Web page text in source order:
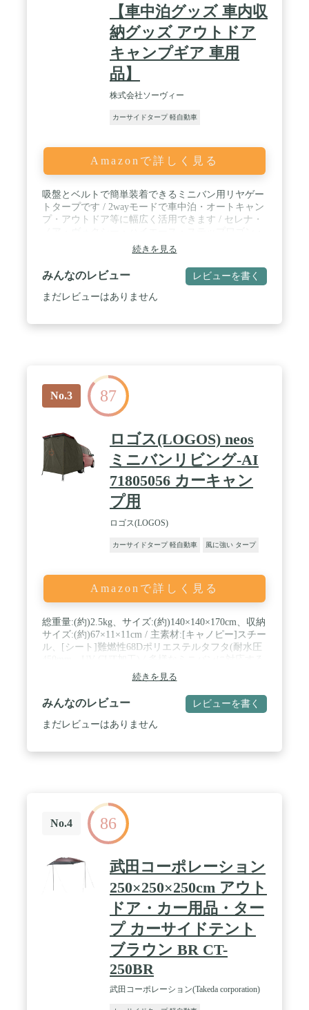
【車中泊グッズ 車内収
納グッズ アウトドア
キャンプギア 車用
品】
株式会社ソーヴィー
カーサイドタープ 軽自動車
Amazonで詳しく見る
吸盤とベルトで簡単装着できるミニバン用リヤゲー
トタープです / 2wayモードで車中泊・オートキャン
プ・アウトドア等に幅広く活用できます / セレナ・
エブリイワゴン等のミニバン＆軽ワンボックスに対
続きを見る
みんなのレビュー レビューを書く
まだレビューはありません
No.3 87
ロゴス(LOGOS) neos
ミニバンリビング-AI
71805056 カーキャン
プ用
ロゴス(LOGOS)
カーサイドタープ 軽自動車 風に強い タープ
Amazonで詳しく見る
総重量:(約)2.5kg、サイズ:(約)140×140×170cm、収納
サイズ:(約)67×11×11cm / 主素材:[キャノピー]スチー
ル、[シート]難燃性68Dポリエステルタフタ(耐水圧
ミニバンリビングは、車体後方に取り付けることで
簡単にプライベートスペースを確保できる。 / 設置
方法は、吸盤を取り付けて裾をペグで固定するだ
け。海水浴時の着替えなどに最適。 / 持ち運びに便
利な収納バッグ付き。
続きを見る
みんなのレビュー レビューを書く
まだレビューはありません
No.4 86
武田コーポレーション
250×250×250cm アウト
ドア・カー用品・ター
プ カーサイドテント
ブラウン BR CT-
250BR
武田コーポレーション(Takeda corporation)